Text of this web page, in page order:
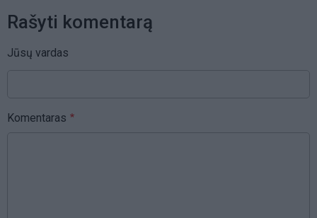
Rašyti komentarą
Jūsų vardas
Komentaras